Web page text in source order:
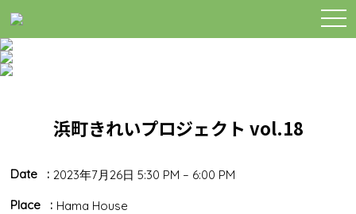
浜町きれいプロジェクト vol.18
Date 2023年7月26日 5:30 PM – 6:00 PM
Place
Hama House